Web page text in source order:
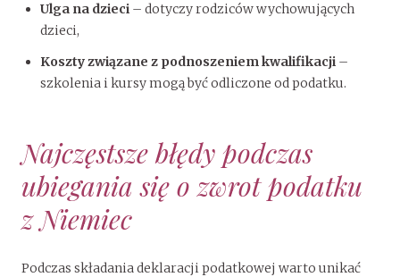
Ulga na dzieci – dotyczy rodziców wychowujących
dzieci,
Koszty związane z podnoszeniem kwalifikacji –
szkolenia i kursy mogą być odliczone od podatku.
Najczęstsze błędy podczas
ubiegania się o zwrot podatku
z Niemiec
Podczas składania deklaracji podatkowej warto unikać